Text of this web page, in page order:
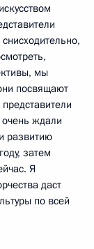
мы
посвящают
ждали
развитию
затем
Я
даст
по всей